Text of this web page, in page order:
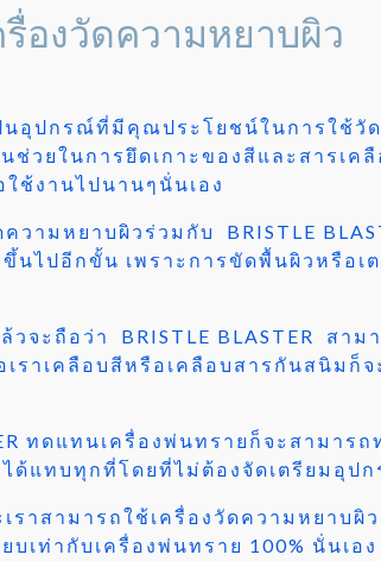
องวัดความหยาบผิว
นอุปกรณ์ที่มีคุณประโยชน์ในการใช้วั
วยในการยึดเกาะของสีและสารเค
ช้งานไปนานๆนั่นเอง
วามหยาบผิวร่วมกับ BRISTLE
นไปอีกขั้น เพราะการขัดพื้นผิวหรือเ
วจะถือว่า BRISTLE BLASTER สา
ราเคลือบสีหรือเคลือบสารกันสนิมก็
ทดแทนเครื่องพ่นทรายก็จะสามาร
ได้แทบทุกที่โดยที่ไม่ต้องจัดเตรียมอุ
ราสามารถใช้เครื่องวัดความหยาบผิว
ยบเท่ากับเครื่องพ่นทราย 100% นั่นเอง